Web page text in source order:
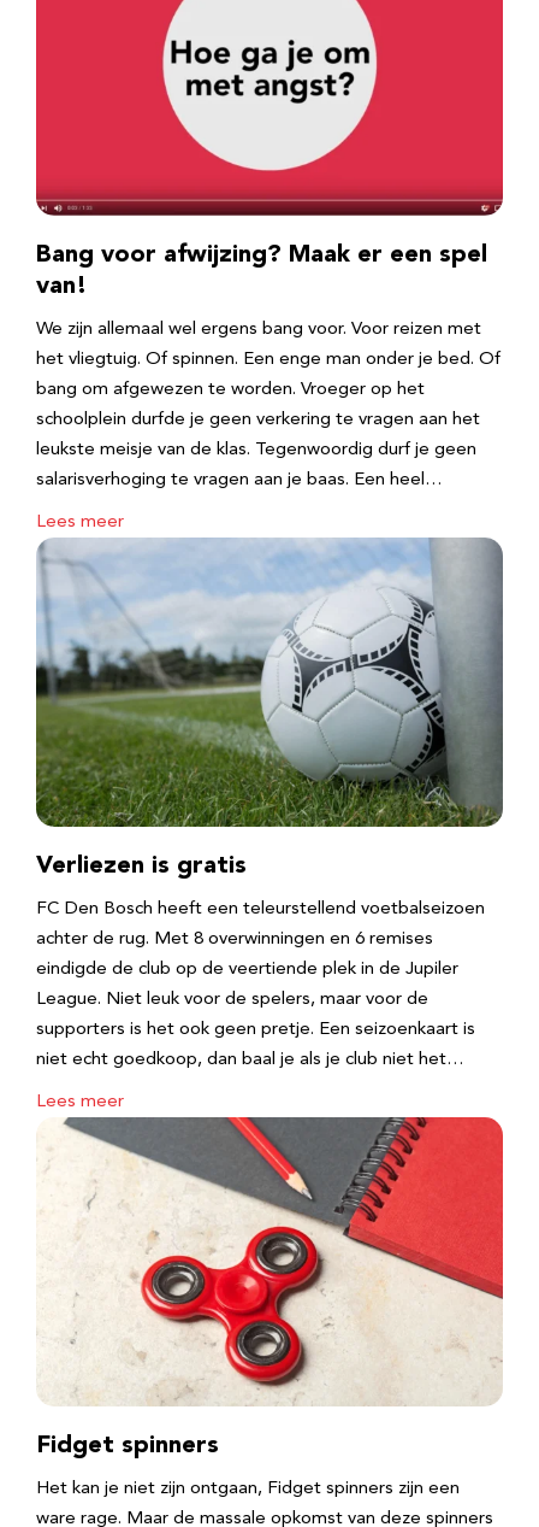
Bang voor afwijzing? Maak er een spel
van!
We zijn allemaal wel ergens bang voor. Voor reizen met
het vliegtuig. Of spinnen. Een enge man onder je bed. Of
bang om afgewezen te worden. Vroeger op het
schoolplein durfde je geen verkering te vragen aan het
leukste meisje van de klas. Tegenwoordig durf je geen
salarisverhoging te vragen aan je baas. Een heel…
Lees meer
Verliezen is gratis
FC Den Bosch heeft een teleurstellend voetbalseizoen
achter de rug. Met 8 overwinningen en 6 remises
eindigde de club op de veertiende plek in de Jupiler
League. Niet leuk voor de spelers, maar voor de
supporters is het ook geen pretje. Een seizoenkaart is
niet echt goedkoop, dan baal je als je club niet het…
Lees meer
Fidget spinners
Het kan je niet zijn ontgaan, Fidget spinners zijn een
ware rage. Maar de massale opkomst van deze spinners